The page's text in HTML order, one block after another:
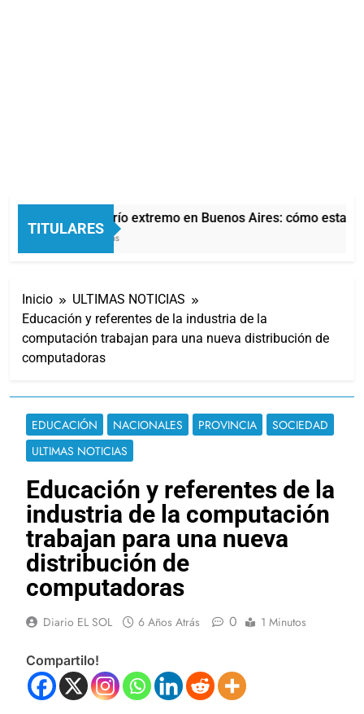
TITULARES
Alerta por frío extremo en Buenos Aires: cómo
23 Minutos Atrás
Inicio
ULTIMAS NOTICIAS
Educación y referentes de la industria de la
computación trabajan para una nueva distribución de
computadoras
EDUCACIÓN NACIONALES PROVINCIA
SOCIEDAD
ULTIMAS NOTICIAS
Educación y referentes de la
industria de la computación
trabajan para una nueva
distribución de
computadoras
Diario EL SOL 6 Años Atrás 0 1 Minutos
Compartilo!